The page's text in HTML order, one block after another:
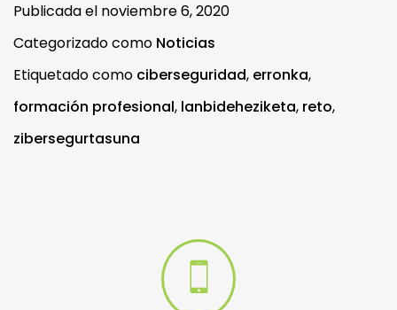
Publicada el noviembre 6, 2020
Categorizado como Noticias
Etiquetado como ciberseguridad, erronka,
formación profesional, lanbideheziketa, reto,
zibersegurtasuna